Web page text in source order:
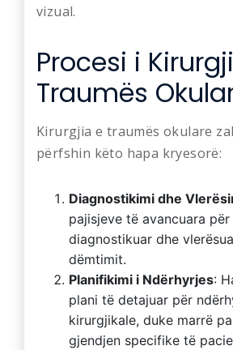
vizual.
Procesi i
Traumës
Kirurgjia e traumës okulare
përfshin këto hapa kryesorë:
Diagnostikimi dhe
pajisjeve të avancuara
diagnostikuar dhe
dëmtimit.
Planifikimi i Ndërhyrjes:
plani të detajuar për
kirurgjikale, duke marrë
gjendjen specifike të